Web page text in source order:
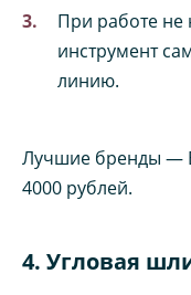
При работе
инструмент
линию.
Лучшие бренды —
4000 рублей.
4. Угловая